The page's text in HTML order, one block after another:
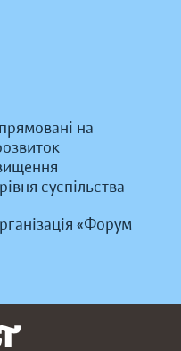
на
суспільства
«Форум